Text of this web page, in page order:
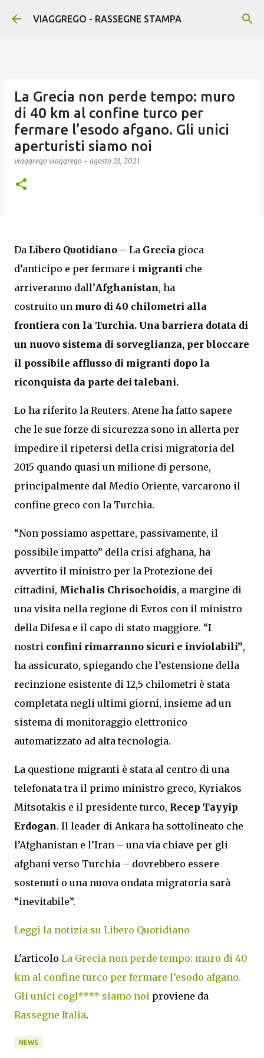
Passa ai contenuti principali
VIAGGREGO - RASSEGNE STAMPA
La Grecia non perde tempo: muro
di 40 km al confine turco per
fermare l’esodo afgano. Gli unici
aperturisti siamo noi
viaggrego viaggrego - agosto 21, 2021
Da Libero Quotidiano – La Grecia gioca
d’anticipo e per fermare i migranti che
arriveranno dall’Afghanistan, ha
costruito un muro di 40 chilometri alla
frontiera con la Turchia. Una barriera dotata di
un nuovo sistema di sorveglianza, per bloccare
il possibile afflusso di migranti dopo la
riconquista da parte dei talebani.
Lo ha riferito la Reuters. Atene ha fatto sapere
che le sue forze di sicurezza sono in allerta per
impedire il ripetersi della crisi migratoria del
2015 quando quasi un milione di persone,
principalmente dal Medio Oriente, varcarono il
confine greco con la Turchia.
“Non possiamo aspettare, passivamente, il
possibile impatto” della crisi afghana, ha
avvertito il ministro per la Protezione dei
cittadini, Michalis Chrisochoidis, a margine di
una visita nella regione di Evros con il ministro
della Difesa e il capo di stato maggiore. “I
nostri confini rimarranno sicuri e inviolabili”,
ha assicurato, spiegando che l’estensione della
recinzione esistente di 12,5 chilometri è stata
completata negli ultimi giorni, insieme ad un
sistema di monitoraggio elettronico
automatizzato ad alta tecnologia.
La questione migranti è stata al centro di una
telefonata tra il primo ministro greco, Kyriakos
Mitsotakis e il presidente turco, Recep Tayyip
Erdogan. Il leader di Ankara ha sottolineato che
l’Afghanistan e l’Iran – una via chiave per gli
afghani verso Turchia – dovrebbero essere
sostenuti o una nuova ondata migratoria sarà
“inevitabile”.
Leggi la notizia su Libero Quotidiano
L'articolo La Grecia non perde tempo: muro di 40
km al confine turco per fermare l’esodo afgano.
Gli unici cogl**** siamo noi proviene da
Rassegne Italia.
NEWS